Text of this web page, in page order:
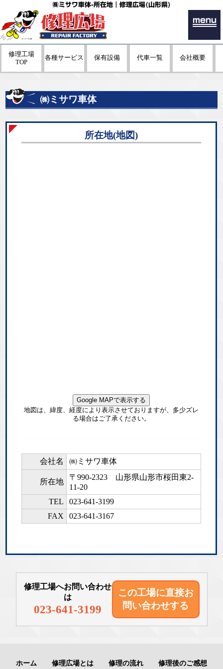
㈱ミサワ車体-所在地｜修理広場(山形県)
menu
修理工場
TOP
各種サービス 保有設備 代車一覧 会社概要
㈱ミサワ車体
所在地(地図)
Google MAPで表示する
地図は、緯度、経度により表示させておりますが、多少ズレ
る場合はご了承ください。
会社名 ㈱ミサワ車体
所在地
〒990-2323 山形県山形市桜田東2-
11-20
TEL
023-641-3199
FAX
023-641-3167
修理工場へお問い合わせ
は
023-641-3199
この工場に直接お
問い合わせする
ホーム 修理広場とは 修理の流れ 修理後のご感想